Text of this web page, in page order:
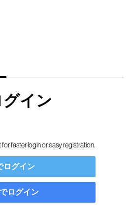
グイン
faster login or easy registration.
ログイン
ログイン